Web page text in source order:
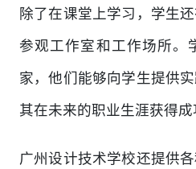
除了在课堂上学习，学生
参观工作室和工作场所。
家，他们能够向学生提供
其在未来的职业生涯获得成
广州设计技术学校还提供